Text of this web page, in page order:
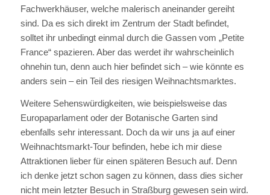
Fachwerkhäuser, welche malerisch aneinander gereiht
sind. Da es sich direkt im Zentrum der Stadt befindet,
solltet ihr unbedingt einmal durch die Gassen vom „Petite
France“ spazieren. Aber das werdet ihr wahrscheinlich
ohnehin tun, denn auch hier befindet sich – wie könnte es
anders sein – ein Teil des riesigen Weihnachtsmarktes.
Weitere Sehenswürdigkeiten, wie beispielsweise das
Europaparlament oder der Botanische Garten sind
ebenfalls sehr interessant. Doch da wir uns ja auf einer
Weihnachtsmarkt-Tour befinden, hebe ich mir diese
Attraktionen lieber für einen späteren Besuch auf. Denn
ich denke jetzt schon sagen zu können, dass dies sicher
nicht mein letzter Besuch in Straßburg gewesen sein wird.